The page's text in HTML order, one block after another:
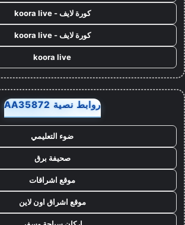
كورة لايف - koora live
كورة لايف - koora live
koora live
روابط نصية AA35872
ضوء التعليمي
صحيفة برق
موقع اشراقات
موقع اشراق اون لاين